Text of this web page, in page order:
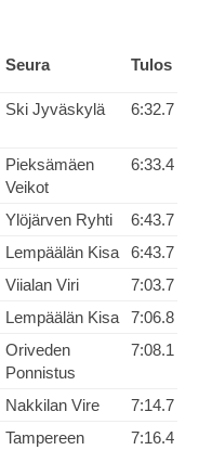
Seura Tulos
Ski Jyväskylä 6:32.7
Pieksämäen
Veikot
6:33.4
Ylöjärven Ryhti
6:43.7
Lempäälän Kisa
6:43.7
Viialan Viri
7:03.7
Lempäälän Kisa
7:06.8
Oriveden
Ponnistus
7:08.1
Nakkilan Vire
7:14.7
Tampereen
7:16.4